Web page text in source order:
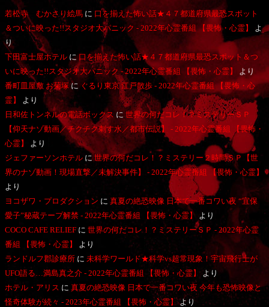
若松寺 むかさり絵馬 に 口を揃えた怖い話★４７都道府県最恐スポット
＆ついに映った!!スタジオ大パニック - 2022年心霊番組 【畏怖・心霊】
よ
り
下田富士屋ホテル に口を揃えた怖い話★４７都道府県最恐スポット＆つ
いに映った!!スタジオ大パニック - 2022年心霊番組 【畏怖・心霊】
より
番町皿屋敷 お菊塚に ぐるり東京 江戸散歩 - 2022年心霊番組 【畏怖・心
霊】
より
日和佐トンネルの電話ボックス に世界の何だコレ！？ミステリーＳＰ
【仰天ナゾ動画／チクチク刺す水／都市伝説】 - 2022年心霊番組 【畏怖・
心霊】
より
ジェファーソンホテル に世界の何だコレ！？ミステリー２時間ＳＰ【世
界のナゾ動画！現場直撃／未解決事件】 - 2022年心霊番組 【畏怖・心霊】
より
ヨコザワ・プロダクション に 真夏の絶恐映像 日本で一番コワい夜 “宜保
愛子”秘蔵テープ解禁 - 2022年心霊番組 【畏怖・心霊】 より
COCO CAFE RELIEF に 世界の何だコレ！？ミステリーＳＰ - 2022年心霊
番組 【畏怖・心霊】
より
ランドルフ郡診療所 に 未科学ワールド★科学vs超常現象！宇宙飛行士が
UFO語る…満島真之介 - 2022年心霊番組 【畏怖・心霊】 より
ホテル・アリス に 真夏の絶恐映像 日本で一番コワい夜 今年も恐怖映像と
怪奇体験が続々 - 2023年心霊番組 【畏怖・心霊】より